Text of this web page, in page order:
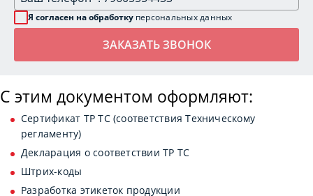
Я согласен на обработку персональных данных
С этим документом оформляют:
Сертификат ТР ТС (соответствия Техническому
регламенту)
Декларация о соответствии ТР ТС
Штрих-коды
Разработка этикеток продукции